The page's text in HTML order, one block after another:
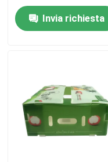
Prodotti
Video
Polipropilene pp
plastico ondulato di
favo d'api
Invia richiesta